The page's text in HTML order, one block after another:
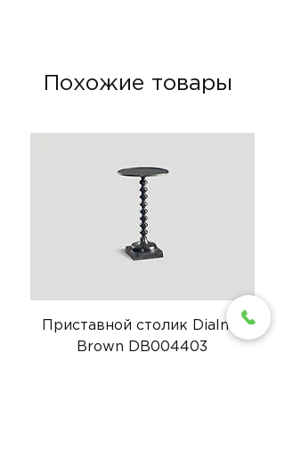
Похожие товары
Приставной столик Dialma
Brown DB004403